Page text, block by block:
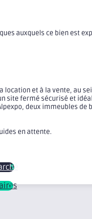
auxquels ce bien est
la location et à la vente,
site fermé sécurisé et
deux immeubles de
en attente.